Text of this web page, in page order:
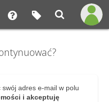
adres e-mail w polu
i akceptuję